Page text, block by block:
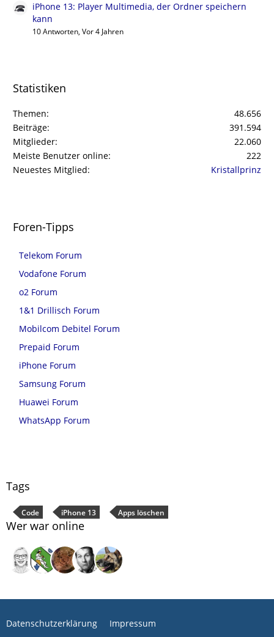
iPhone 13: Player Multimedia, der Ordner speichern
kann
10 Antworten, Vor 4 Jahren
Statistiken
Themen
48.656
Beiträge
391.594
Mitglieder
22.060
Meiste Benutzer online
222
Neuestes Mitglied
Kristallprinz
Foren-Tipps
Telekom Forum
Vodafone Forum
o2 Forum
1&1 Drillisch Forum
Mobilcom Debitel Forum
Prepaid Forum
iPhone Forum
Samsung Forum
Huawei Forum
WhatsApp Forum
Tags
Code iPhone 13 Apps löschen
Wer war online
Datenschutzerklärung Impressum